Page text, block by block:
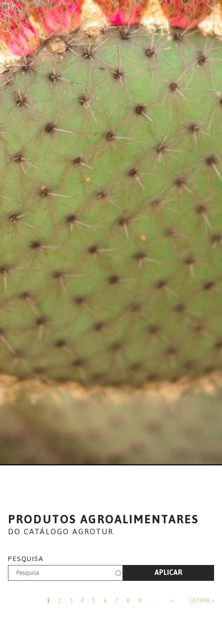
PRODUTOS AGROALIMENTARES
DO CATÁLOGO AGROTUR
PESQUISA
APLICAR
PAGINAÇÃO
1 2 3 4 5 6 7 8 9 … ›› PRÓXIMA PÁGINA
ÚLTIMA »